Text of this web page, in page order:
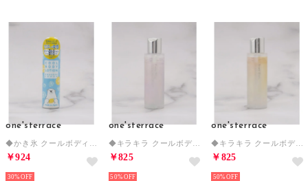
one'sterrace
◆かき氷 クールボディローション 【返品不可商品】 （ブルー(993)）
￥924
30%
one'sterrace
◆キラキラ クールボディジェル 【返品不可商品】 （パープル(983)）
￥825
50%
one'sterrace
◆キラキラ クールボディジェル 【返品不可商品】 （ゴールド(907)）
￥825
50%